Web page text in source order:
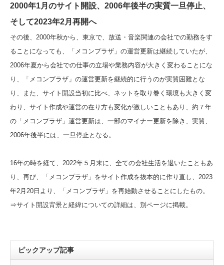
2000年1月のサイト開設、2006年後半の実質一旦停止、
そして2023年2月再開へ
その後、2000年秋から、東京で、放送・音楽関連の会社での勤務をす
ることになっても、「メコンプラザ」の運営更新は継続していたが、
2006年夏から会社での仕事の立場や業務内容が大きく変わることにな
り、「メコンプラザ」の運営更新を継続的に行うのが実質困難とな
り、また、サイト開設当初に比べ、ネットを取り巻く環境も大きく変
わり、サイト作成や運営の在り方も変化が激しいこともあり、約７年
の「メコンプラザ」運営更新は、一部のマイナー更新を除き、実質、
2006年後半には、一旦停止となる。
16年の時を経て、2022年５月末に、全ての会社生活を退いたこともあ
り、再び、「メコンプラザ」をサイト作成を抜本的に作り直し、2023
年2月20日より、「メコンプラザ」を再始動させることにしたもの。
⇒サイト開設背景と経緯についての詳細は、別ページに掲載。
ピックアップ記事